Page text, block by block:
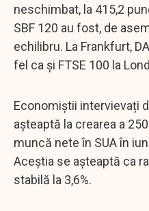
neschimbat, la 415,2
SBF 120 au fost, de
echilibru. La Frankfurt,
fel ca și FTSE 100 la
Economiștii intervievați
așteaptă la crearea a
muncă nete în SUA în
Aceștia se așteaptă ca
stabilă la 3,6%.